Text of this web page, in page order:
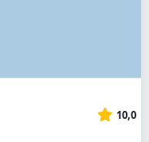
10,0